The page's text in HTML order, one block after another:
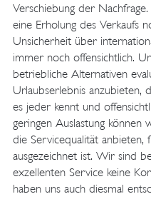
Verschiebung der
eine Erholung des Verkaufs
Unsicherheit über
immer noch offensichtlich.
betriebliche Alternativen
Urlaubserlebnis anzubieten,
es jeder kennt und
geringen Auslastung
die Servicequalität
ausgezeichnet ist. Wir sind
exzellenten Service keine
haben uns auch diesmal